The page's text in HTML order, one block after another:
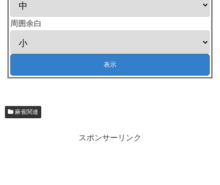
周囲余白
麻雀関連
スポンサーリンク